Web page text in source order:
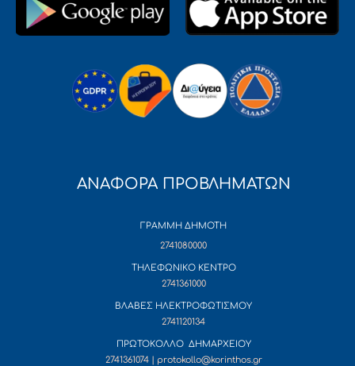
ΑΝΑΦΟΡΑ ΠΡΟΒΛΗΜΑΤΩΝ
ΓΡΑΜΜΗ ΔΗΜΟΤΗ
2741080000
ΤΗΛΕΦΩΝΙΚΟ ΚΕΝΤΡΟ
2741361000
ΒΛΑΒΕΣ ΗΛΕΚΤΡΟΦΩΤΙΣΜΟΥ
2741120134
ΠΡΩΤΟΚΟΛΛΟ ΔΗΜΑΡΧΕΙΟΥ
2741361074 | protokollo@korinthos.gr